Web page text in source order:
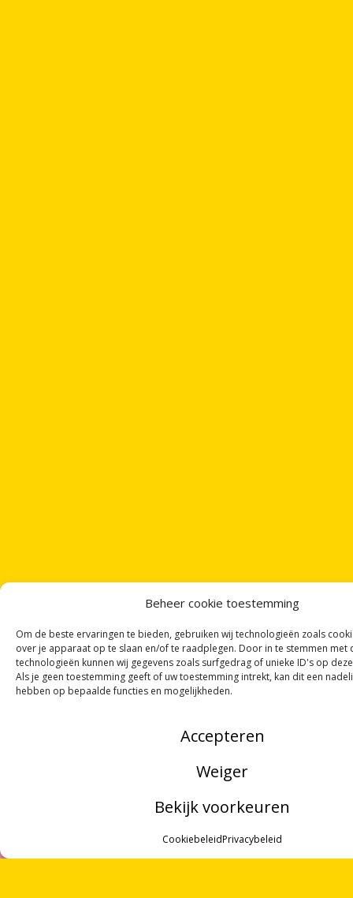
Beheer cookie toestemming
Om de beste ervaringen te bieden, gebruiken wij technologieën zoals
over je apparaat op te slaan en/of te raadplegen. Door in te stemmen met
technologieën kunnen wij gegevens zoals surfgedrag of unieke ID's op
Als je geen toestemming geeft of uw toestemming intrekt, kan dit een
hebben op bepaalde functies en mogelijkheden.
Accepteren
Weiger
Bekijk voorkeuren
CookiebeleidPrivacybeleid
NIEUWSBRIEF!